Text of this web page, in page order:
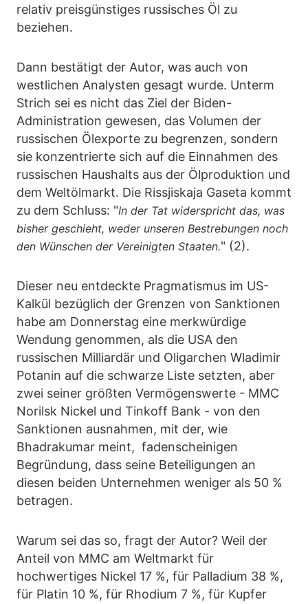
relativ preisgünstiges russisches Öl zu
beziehen.
Dann bestätigt der Autor, was auch von
westlichen Analysten gesagt wurde. Unterm
Strich sei es nicht das Ziel der Biden-
Administration gewesen, das Volumen der
russischen Ölexporte zu begrenzen, sondern
sie konzentrierte sich auf die Einnahmen des
russischen Haushalts aus der Ölproduktion und
dem Weltölmarkt. Die Rissjiskaja Gaseta kommt
zu dem Schluss: "In der Tat widerspricht das, was
bisher geschieht, weder unseren Bestrebungen noch
den Wünschen der Vereinigten Staaten." (2).
Dieser neu entdeckte Pragmatismus im US-
Kalkül bezüglich der Grenzen von Sanktionen
habe am Donnerstag eine merkwürdige
Wendung genommen, als die USA den
russischen Milliardär und Oligarchen Wladimir
Potanin auf die schwarze Liste setzten, aber
zwei seiner größten Vermögenswerte - MMC
Norilsk Nickel und Tinkoff Bank - von den
Sanktionen ausnahmen, mit der, wie
Bhadrakumar meint, fadenscheinigen
Begründung, dass seine Beteiligungen an
diesen beiden Unternehmen weniger als 50 %
betragen.
Warum sei das so, fragt der Autor? Weil der
Anteil von MMC am Weltmarkt für
hochwertiges Nickel 17 %, für Palladium 38 %,
für Platin 10 %, für Rhodium 7 %, für Kupfer